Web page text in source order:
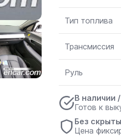
Тип топлива
Трансмиссия
Руль
В наличии
Готов к
Без
Цена